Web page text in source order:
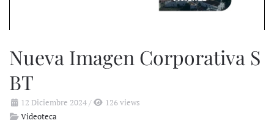
Nueva Imagen Corporativa S
BT
12 Diciembre 2024/
126 views
Videoteca